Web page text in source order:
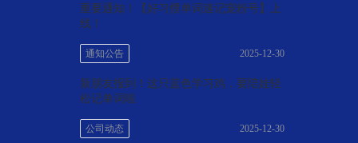
重要通知！【好习惯单词速记宠粉号】上
线！
通知公告 2025-12-30
新朋友报到！这只蓝色学习鸡，要陪娃轻
松记单词啦
公司动态 2025-12-30